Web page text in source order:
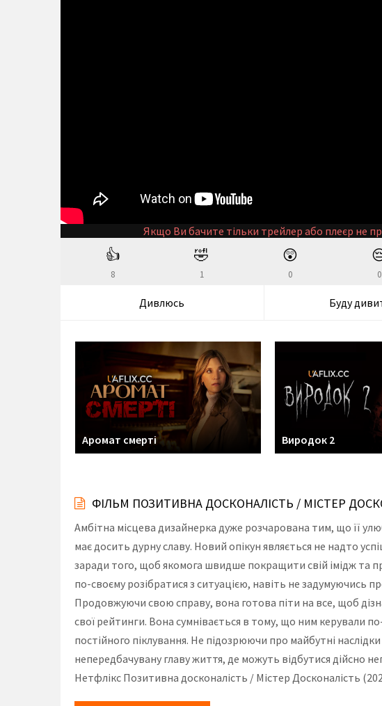
Якщо Ви бачите тільки трейлер або плеєр не
👍
8
🤣
1
😲
0 0
Дивлюсь Буду
Аромат смерті Виродок 2
ФІЛЬМ ПОЗИТИВНА ДОСКОНАЛІСТЬ / МІСТЕР
Амбітна місцева дизайнерка дуже розчарована тим, що її
має досить дурну славу. Новий опікун являється не надто
заради того, щоб якомога швидше покращити свій імідж та
по-своєму розібратися з ситуацією, навіть не задумуючись
Продовжуючи свою справу, вона готова піти на все, щоб
свої рейтинги. Вона сумнівається в тому, що ним керували
постійного піклування. Не підозрюючи про майбутні
непередбачувану главу життя, де можуть відбутися дійсно
Нетфлікс Позитивна досконалість / Містер Досконалість